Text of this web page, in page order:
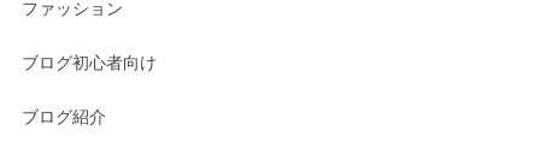
ファッション
ブログ初心者向け
ブログ紹介